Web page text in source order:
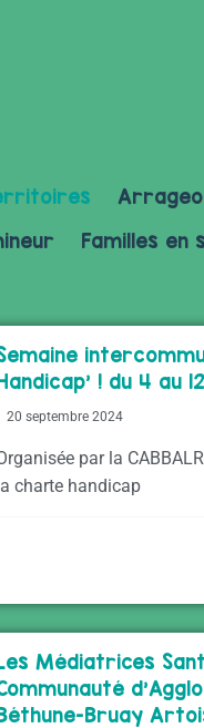
Familles en
! du 4 au
20 septembre 2024
par la
charte handicap
Médiatrices
Bruay